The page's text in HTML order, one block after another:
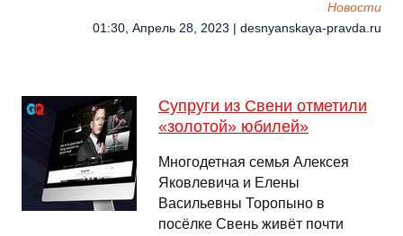
Новости
01:30, Апрель 28, 2023 | desnyanskaya-pravda.ru
Супруги из Свени отметили
«золотой» юбилей»
Многодетная семья Алексея
Яковлевича и Елены
Васильевны Торопыно в
посёлке Свень живёт почти